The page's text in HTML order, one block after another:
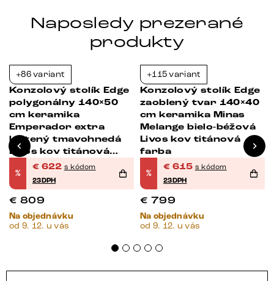
Naposledy prezerané
produkty
+86 variant
Konzolový stolík Edge
polygonálny 140×50
cm keramika
Emperador extra
leštený tmavohnedá
Livos kov titánová
farba
%
€ 622 s kódom
23DPH
€ 809
Na objednávku
od 9. 12. u vás
+115 variant
Konzolový stolík Edge
zaoblený tvar 140×40
cm keramika Minas
Melange bielo-béžová
Livos kov titánová
farba
%
€ 615 s kódom
23DPH
€ 799
Na objednávku
od 9. 12. u vás